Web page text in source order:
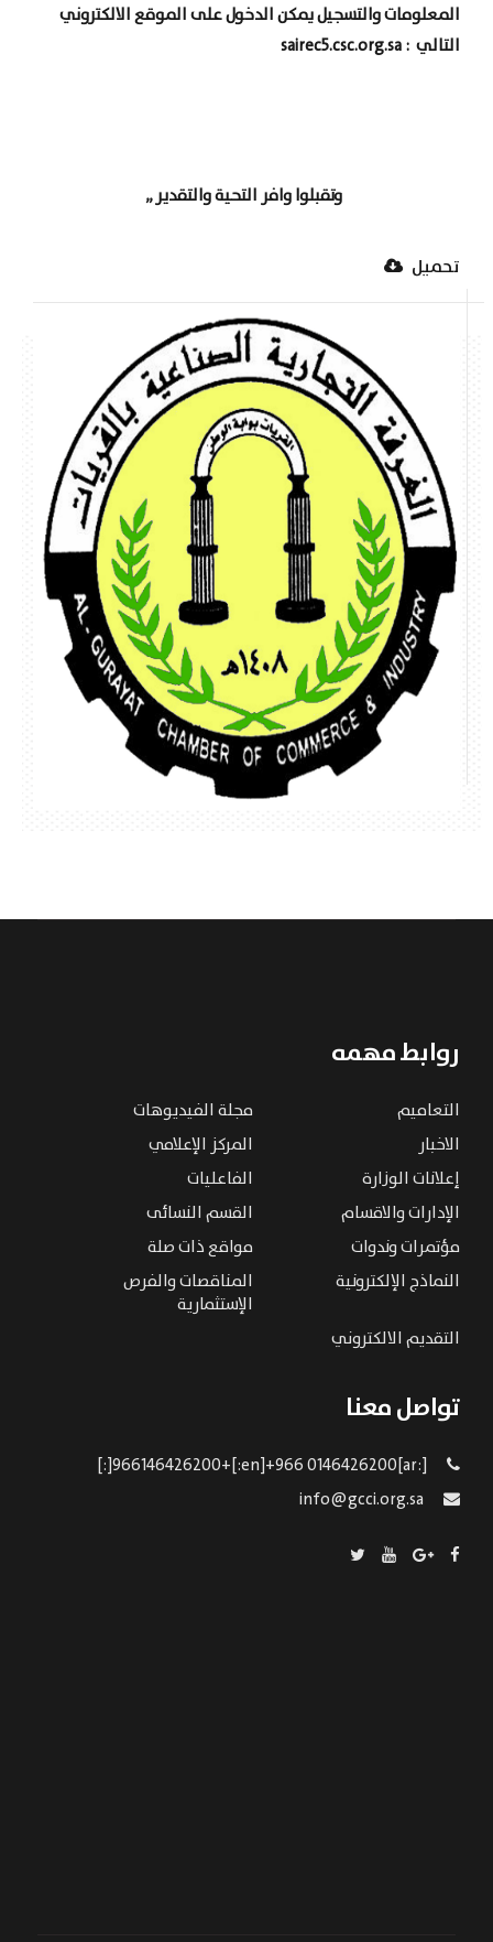
المعلومات والتسجيل يمكن الدخول على الموقع الالكتروني
التالي :
sairec5.csc.org.sa
وتقبلوا وافر التحية والتقدير ,,
تحميل
روابط مهمه
التعاميم
مجلة الفيديوهات
الاخبار
المركز الإعلامي
إعلانات الوزارة
الفاعليات
الإدارات والاقسام
القسم النسائى
مؤتمرات وندوات
مواقع ذات صلة
النماذج الإلكترونية
المناقصات والفرص
الإستثمارية
التقديم الالكتروني
تواصل معنا
[:ar]966146426200+[:en]+966 0146426200[:]